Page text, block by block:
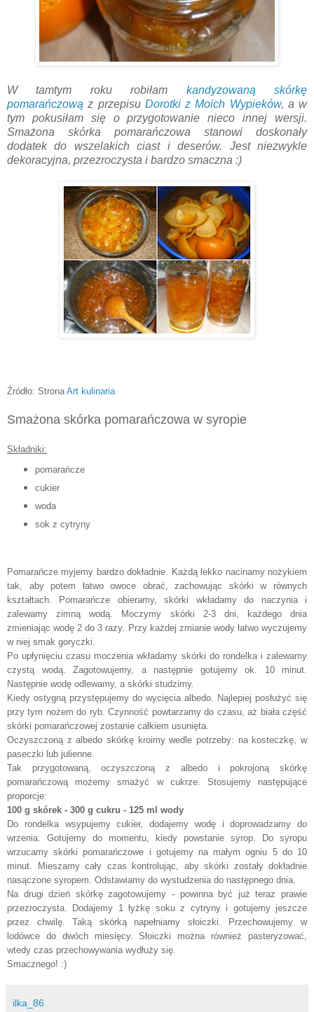
W tamtym roku robiłam kandyzowaną skórkę
pomarańczową z przepisu Dorotki z Moich Wypieków, a w
tym pokusiłam się o przygotowanie nieco innej wersji.
Smażona skórka pomarańczowa stanowi doskonały
dodatek do wszelakich ciast i deserów. Jest niezwykle
dekoracyjna, przezroczysta i bardzo smaczna :)
Źródło: Strona Art kulinaria
Smażona skórka pomarańczowa w syropie
Składniki:
pomarańcze
cukier
woda
sok z cytryny
Pomarańcze myjemy bardzo dokładnie. Każdą lekko nacinamy nożykiem
tak, aby potem łatwo owoce obrać, zachowując skórki w równych
kształtach. Pomarańcze obieramy, skórki wkładamy do naczynia i
zalewamy zimną wodą. Moczymy skórki 2-3 dni, każdego dnia
zmieniając wodę 2 do 3 razy. Przy każdej zmianie wody łatwo wyczujemy
w niej smak goryczki.
Po upłynięciu czasu moczenia wkładamy skórki do rondelka i zalewamy
czystą wodą. Zagotowujemy, a następnie gotujemy ok. 10 minut.
Następnie wodę odlewamy, a skórki studzimy.
Kiedy ostygną przystępujemy do wycięcia albedo. Najlepiej posłużyć się
przy tym nożem do ryb. Czynność powtarzamy do czasu, aż biała część
skórki pomarańczowej zostanie całkiem usunięta.
Oczyszczoną z albedo skórkę kroimy wedle potrzeby: na kosteczkę, w
paseczki lub julienne.
Tak przygotowaną, oczyszczoną z albedo i pokrojoną skórkę
pomarańczową możemy smażyć w cukrze. Stosujemy następujące
proporcje:
100 g skórek - 300 g cukru - 125 ml wody
Do rondelka wsypujemy cukier, dodajemy wodę i doprowadzamy do
wrzenia. Gotujemy do momentu, kiedy powstanie syrop. Do syropu
wrzucamy skórki pomarańczowe i gotujemy na małym ogniu 5 do 10
minut. Mieszamy cały czas kontrolując, aby skórki zostały dokładnie
nasączone syropem. Odstawiamy do wystudzenia do następnego dnia.
Na drugi dzień skórkę zagotowujemy - powinna być już teraz prawie
przezroczysta. Dodajemy 1 łyżkę soku z cytryny i gotujemy jeszcze
przez chwilę. Taką skórką napełniamy słoiczki. Przechowujemy w
lodówce do dwóch miesięcy. Słoiczki można również pasteryzować,
wtedy czas przechowywania wydłuży się.
Smacznego! :)
ilka_86